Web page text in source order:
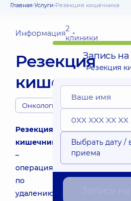
Главная Услуги Резекция кишечника
Информация2
клиники
Резекция
кишечника
Онкологи
Резекция
кишечника
–
операция
по
удалению
Запись
Резекция
Выбрать дату /
приема